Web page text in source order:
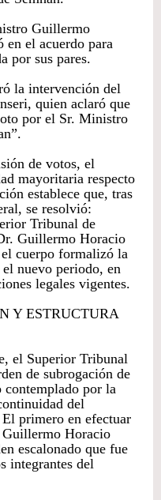
Guillermo
en el acuerdo para
por sus pares.
la intervención del
quien aclaró que
por el Sr. Ministro
de votos, el
mayoritaria respecto
establece que, tras
se resolvió:
Tribunal de
Guillermo Horacio
cuerpo formalizó la
nuevo periodo, en
legales vigentes.
Y ESTRUCTURA
el Superior Tribunal
de subrogación de
contemplado por la
del
primero en efectuar
Horacio
escalonado que fue
integrantes del